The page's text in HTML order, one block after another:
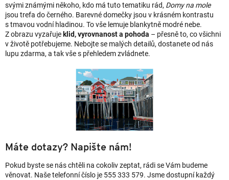
svými známými někoho, kdo má tuto tematiku rád, Domy na mole
jsou trefa do černého. Barevné domečky jsou v krásném kontrastu
s tmavou vodní hladinou. To vše lemuje blankytně modré nebe.
Z obrazu vyzařuje klid, vyrovnanost a pohoda – přesně to, co všichni
v životě potřebujeme. Nebojte se malých detailů, dostanete od nás
lupu zdarma, a tak vše s přehledem zvládnete.
Máte dotazy? Napište nám!
Pokud byste se nás chtěli na cokoliv zeptat, rádi se Vám budeme
věnovat. Naše telefonní číslo je 555 333 579. Jsme dostupní každý